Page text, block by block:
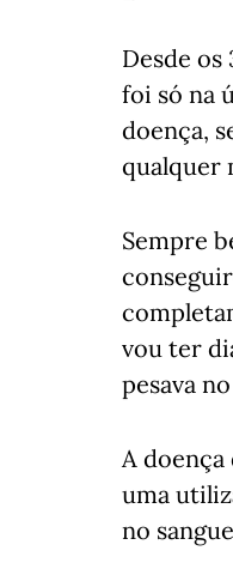
Desde
foi só na
doença,
qualquer
Sempre
vou ter
pesava
A
uma
no